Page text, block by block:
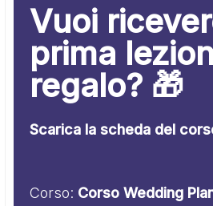
Vuoi
prima
regalo? 🎁
Scarica la scheda del
Corso: Corso Wedding